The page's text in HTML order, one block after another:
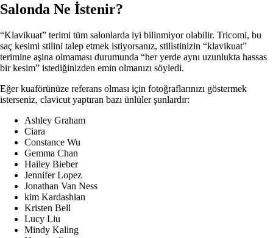
Salonda Ne İstenir?
“Klavikuat” terimi tüm salonlarda iyi bilinmiyor olabilir. Tricomi, bu
saç kesimi stilini talep etmek istiyorsanız, stilistinizin “klavikuat”
terimine aşina olmaması durumunda “her yerde aynı uzunlukta hassas
bir kesim” istediğinizden emin olmanızı söyledi.
Eğer kuaförünüze referans olması için fotoğraflarınızı göstermek
isterseniz, clavicut yaptıran bazı ünlüler şunlardır:
Ashley Graham
Ciara
Constance Wu
Gemma Chan
Hailey Bieber
Jennifer Lopez
Jonathan Van Ness
kim Kardashian
Kristen Bell
Lucy Liu
Mindy Kaling